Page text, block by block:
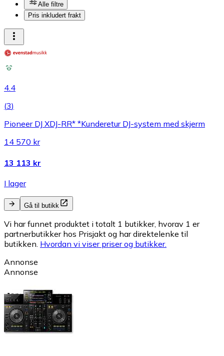
Alle filtre
Pris inkludert frakt
4.4
(3)
Pioneer DJ XDJ-RR* *Kunderetur DJ-system med skjerm
14 570 kr
13 113 kr
I lager
Gå til butikk
Vi har funnet produktet i totalt 1 butikker, hvorav 1 er
partnerbutikker hos Prisjakt og har direktelenke til
butikken. Hvordan vi viser priser og butikker.
Annonse
Annonse